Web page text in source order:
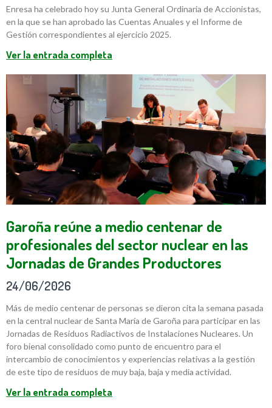
Enresa ha celebrado hoy su Junta General Ordinaria de Accionistas,
en la que se han aprobado las Cuentas Anuales y el Informe de
Gestión correspondientes al ejercicio 2025.
Ver la entrada completa
Garoña reúne a medio centenar de
profesionales del sector nuclear en las
Jornadas de Grandes Productores
24/06/2026
Más de medio centenar de personas se dieron cita la semana pasada
en la central nuclear de Santa María de Garoña para participar en las
Jornadas de Residuos Radiactivos de Instalaciones Nucleares. Un
foro bienal consolidado como punto de encuentro para el
intercambio de conocimientos y experiencias relativas a la gestión
de este tipo de residuos de muy baja, baja y media actividad.
Ver la entrada completa